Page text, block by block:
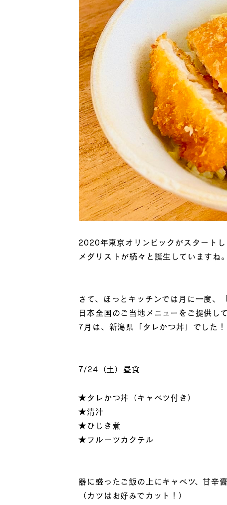
2020年東京オリンピックがスタートし
メダリストが続々と誕生していますね。
さて、ほっとキッチンでは月に一度、
日本全国のご当地メニューをご提供し
7月は、新潟県「タレかつ丼」でした
7/24（土）昼食
★タレかつ丼（キャベツ付き）
★清汁
★ひじき煮
★フルーツカクテル
器に盛ったご飯の上にキャベツ、甘辛
（カツはお好みでカット！）